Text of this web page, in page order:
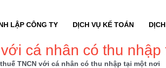
LẬP CÔNG TY DỊCH VỤ KẾ TOÁN
cá nhân có thu nhập
TNCN với cá nhân có thu nhập tại một nơi